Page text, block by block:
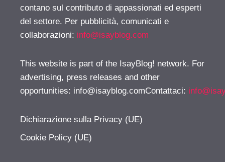
contano sul contributo di appassionati ed esperti
del settore. Per pubblicità, comunicati e
collaborazioni: info@isayblog.com
This website is part of the IsayBlog! network. For
advertising, press releases and other
opportunities: info@isayblog.comContattaci:
Dichiarazione sulla Privacy (UE)
Cookie Policy (UE)